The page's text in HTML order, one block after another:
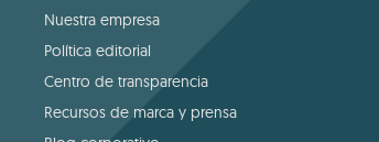
Nuestra empresa
Política editorial
Centro de transparencia
Recursos de marca y prensa